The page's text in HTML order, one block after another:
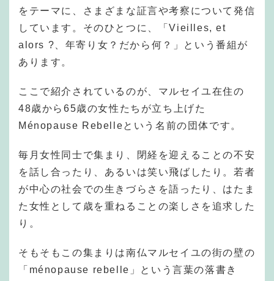
をテーマに、さまざまな証言や考察について発信
しています。そのひとつに、「Vieilles, et
alors ?、年寄り女？だから何？」という番組が
あります。
ここで紹介されているのが、マルセイユ在住の
48歳から65歳の女性たちが立ち上げた
Ménopause Rebelleという名前の団体です。
毎月女性同士で集まり、閉経を迎えることの不安
を話し合ったり、あるいは笑い飛ばしたり。若者
が中心の社会での生きづらさを語ったり、はたま
た女性として歳を重ねることの楽しさを追求した
り。
そもそもこの集まりは南仏マルセイユの街の壁の
「ménopause rebelle」という言葉の落書き